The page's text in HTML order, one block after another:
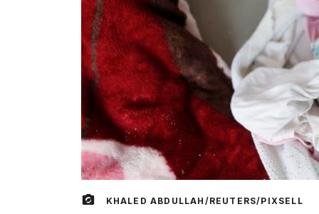
KHALED ABDULLAH/REUTERS/PIXSELL